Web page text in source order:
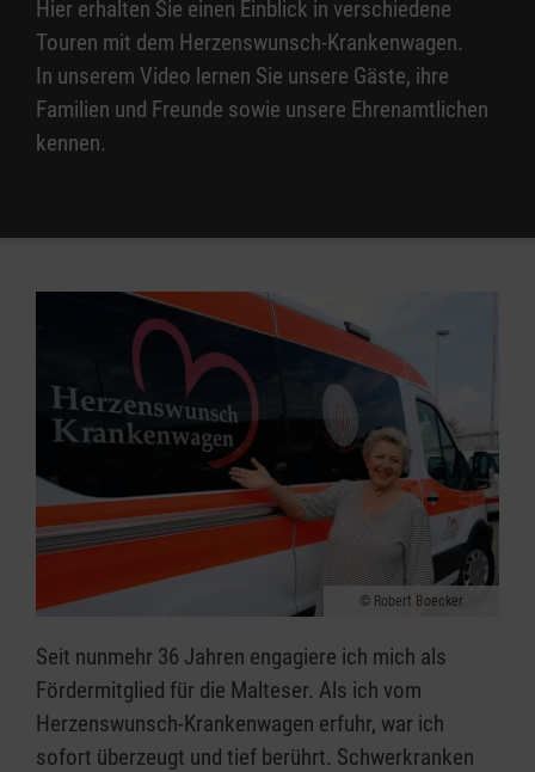
Hier erhalten Sie einen Einblick in verschiedene
Touren mit dem Herzenswunsch-Krankenwagen.
In unserem Video lernen Sie unsere Gäste, ihre
Familien und Freunde sowie unsere Ehrenamtlichen
kennen.
Robert Boecker
Seit nunmehr 36 Jahren engagiere ich mich als
Fördermitglied für die Malteser. Als ich vom
Herzenswunsch-Krankenwagen erfuhr, war ich
sofort überzeugt und tief berührt. Schwerkranken